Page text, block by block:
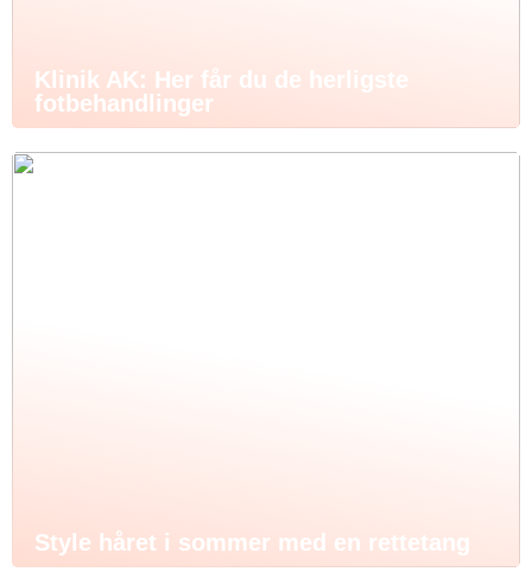
Klinik AK: Her får du de herligste
fotbehandlinger
Style håret i sommer med en rettetang